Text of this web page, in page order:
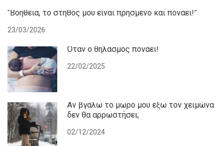
“Βοήθεια, το στήθος μου είναι πρησμένο και πονάει!”
23/03/2026
Όταν ο θηλασμός πονάει!
22/02/2025
Αν βγάλω το μωρό μου έξω τον χειμώνα
δεν θα αρρωστήσει;
02/12/2024